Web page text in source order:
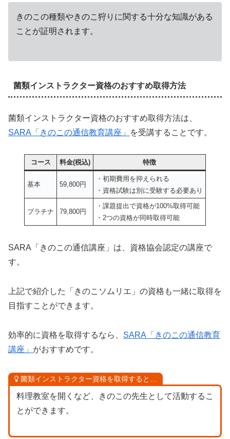
きのこの種類やきのこ狩りに関する十分な知識がある
ことが証明されます。
菌類インストラクター資格のおすすめ取得方法
菌類インストラクター資格のおすすめ取得方法は、
SARA「きのこの通信教育講座」
を受講することです。
コース 料金(税込) 特徴
基本 59,800円
・初期費用を抑えられる
・資格試験は別に受験する必要あり
プラチナ 79,800円
・課題提出で資格が100%取得可能
・2つの資格が同時取得可能
SARA「きのこの通信講座」は、資格協会認定の講座で
す。
上記で紹介した「きのこソムリエ」の資格も一緒に取得を
目指すことができます。
効率的に資格を取得するなら、 SARA「きのこの通信教育
講座」 がおすすめです。
菌類インストラクター資格を取得すると…
料理教室を開くなど、きのこの先生として活動するこ
とができます。